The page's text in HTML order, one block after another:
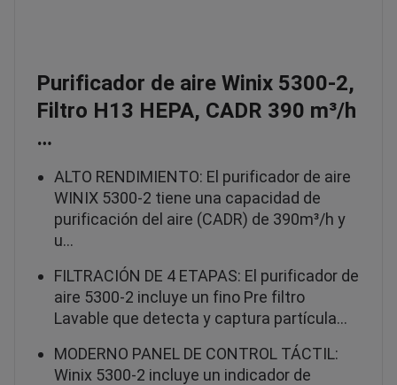
Purificador de aire Winix 5300-2,
Filtro H13 HEPA, CADR 390 m³/h
…
ALTO RENDIMIENTO: El purificador de aire
WINIX 5300-2 tiene una capacidad de
purificación del aire (CADR) de 390m³/h y
u…
FILTRACIÓN DE 4 ETAPAS: El purificador de
aire 5300-2 incluye un fino Pre filtro
Lavable que detecta y captura partícula…
MODERNO PANEL DE CONTROL TÁCTIL:
Winix 5300-2 incluye un indicador de